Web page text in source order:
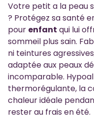
Votre petit a la peau
? Protégez sa santé
pour enfant qui lui
sommeil plus sain.
ni teintures
adaptée aux peaux
incomparable.
thermorégulante, la
chaleur idéale
rester au frais en été.